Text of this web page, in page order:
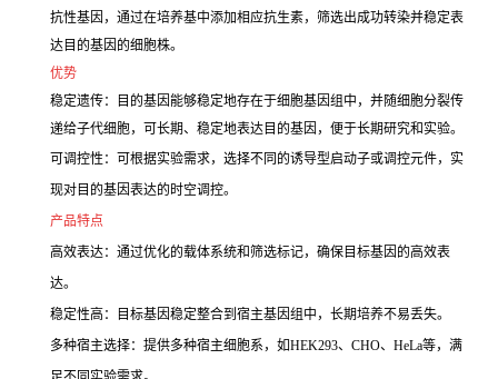
抗性基因，通过在培养基中添加相应抗生素，筛选出成功转染并稳定表
达目的基因的细胞株。
优势
稳定遗传：目的基因能够稳定地存在于细胞基因组中，并随细胞分裂传
递给子代细胞，可长期、稳定地表达目的基因，便于长期研究和实验。
可调控性：可根据实验需求，选择不同的诱导型启动子或调控元件，实
现对目的基因表达的时空调控。
产品特点
高效表达：通过优化的载体系统和筛选标记，确保目标基因的高效表
达。
稳定性高：目标基因稳定整合到宿主基因组中，长期培养不易丢失。
多种宿主选择：提供多种宿主细胞系，如HEK293、CHO、HeLa等，满